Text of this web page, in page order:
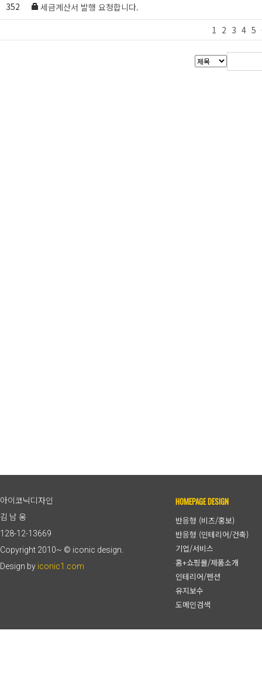
352
세금계산서 발행 요청합니다.
1 2 3 4 5
아이코닉디자인
김 남 웅
128-12-13669
Copyright 2010~ © iconic design.
Design by iconic1.com
HOMEPAGE DESIGN
반응형 (비즈/홍보)
반응형 (인테리어/건축)
기업/서비스
홈+쇼핑몰/제품소개
인테리어/펜션
유지보수
도메인검색